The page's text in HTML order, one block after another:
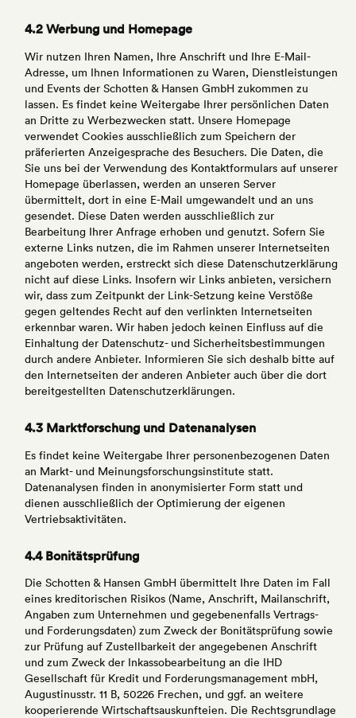
4.2 Werbung und Homepage
Wir nutzen Ihren Namen, Ihre Anschrift und Ihre E-Mail-
Adresse, um Ihnen Informationen zu Waren, Dienstleistungen
und Events der Schotten & Hansen GmbH zukommen zu
lassen. Es findet keine Weitergabe Ihrer persönlichen Daten
an Dritte zu Werbezwecken statt. Unsere Homepage
verwendet Cookies ausschließlich zum Speichern der
präferierten Anzeigesprache des Besuchers. Die Daten, die
Sie uns bei der Verwendung des Kontaktformulars auf unserer
Homepage überlassen, werden an unseren Server
übermittelt, dort in eine E-Mail umgewandelt und an uns
gesendet. Diese Daten werden ausschließlich zur
Bearbeitung Ihrer Anfrage erhoben und genutzt. Sofern Sie
externe Links nutzen, die im Rahmen unserer Internetseiten
angeboten werden, erstreckt sich diese Datenschutzerklärung
nicht auf diese Links. Insofern wir Links anbieten, versichern
wir, dass zum Zeitpunkt der Link-Setzung keine Verstöße
gegen geltendes Recht auf den verlinkten Internetseiten
erkennbar waren. Wir haben jedoch keinen Einfluss auf die
Einhaltung der Datenschutz- und Sicherheitsbestimmungen
durch andere Anbieter. Informieren Sie sich deshalb bitte auf
den Internetseiten der anderen Anbieter auch über die dort
bereitgestellten Datenschutzerklärungen.
4.3 Marktforschung und Datenanalysen
Es findet keine Weitergabe Ihrer personenbezogenen Daten
an Markt- und Meinungsforschungsinstitute statt.
Datenanalysen finden in anonymisierter Form statt und
dienen ausschließlich der Optimierung der eigenen
Vertriebsaktivitäten.
4.4 Bonitätsprüfung
Die Schotten & Hansen GmbH übermittelt Ihre Daten im Fall
eines kreditorischen Risikos (Name, Anschrift, Mailanschrift,
Angaben zum Unternehmen und gegebenenfalls Vertrags-
und Forderungsdaten) zum Zweck der Bonitätsprüfung sowie
zur Prüfung auf Zustellbarkeit der angegebenen Anschrift
und zum Zweck der Inkassobearbeitung an die IHD
Gesellschaft für Kredit und Forderungsmanagement mbH,
Augustinusstr. 11 B, 50226 Frechen, und ggf. an weitere
kooperierende Wirtschaftsauskunfteien. Die Rechtsgrundlage